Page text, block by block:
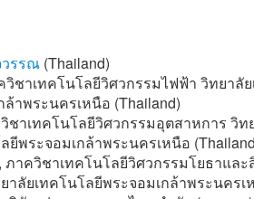
วรรณ (Thailand)
วิชาเทคโนโลยีวิศวกรรมไฟฟ้า วิทยา
าพระนครเหนือ (Thailand)
ชาเทคโนโลยีวิศวกรรมอุตสาหการ วิ
ยีพระจอมเกล้าพระนครเหนือ
, ภาควิชาเทคโนโลยีวิศวกรรมโยธาแล
ลัยเทคโนโลยีพระจอมเกล้าพระนครเ